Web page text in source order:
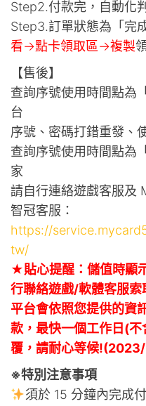
Step2.付款完，自動化
Step3.訂單狀態為「完
看->點卡領取區->複製
【售後】
查詢序號使用時間點為
台
序號、密碼打錯重發、
查詢序號使用時間點為
家
請自行連絡遊戲客服及
智冠客服：
https://
tw/
★貼心提醒：儲值時顯
行聯絡遊戲/軟體客服
平台會依照您提供的資
款，最快一個工作日(
覆，請耐心等候
※特別注意事項
須於 15 分鐘內完成